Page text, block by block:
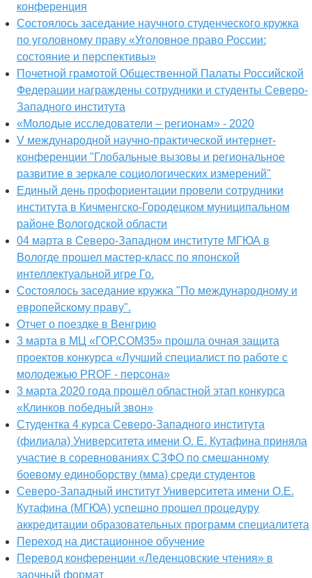
конференция
Состоялось заседание научного студенческого кружка
по уголовному праву «Уголовное право России:
состояние и перспективы»
Почетной грамотой Общественной Палаты Российской
Федерации награждены сотрудники и студенты Северо-
Западного института
«Молодые исследователи – регионам» - 2020
V международной научно-практической интернет-
конференции "Глобальные вызовы и региональное
развитие в зеркале социологических измерений"
Единый день профориентации провели сотрудники
института в Кичменгско-Городецком муниципальном
районе Вологодской области
04 марта в Северо-Западном институте МГЮА в
Вологде прошел мастер-класс по японской
интеллектуальной игре Го.
Состоялось заседание кружка "По международному и
европейскому праву".
Отчет о поездке в Венгрию
3 марта в МЦ «ГОР.СОМ35» прошла очная защита
проектов конкурса «Лучший специалист по работе с
молодежью PROF - персона»
3 марта 2020 года прошёл областной этап конкурса
«Клинков победный звон»
Студентка 4 курса Северо-Западного института
(филиала) Университета имени О. Е. Кутафина приняла
участие в соревнованиях СЗФО по смешанному
боевому единоборству (мма) среди студентов
Северо-Западный институт Университета имени О.Е.
Кутафина (МГЮА) успешно прошел процедуру
аккредитации образовательных программ специалитета
Переход на дистационное обучение
Перевод конференции «Леденцовские чтения» в
заочный формат